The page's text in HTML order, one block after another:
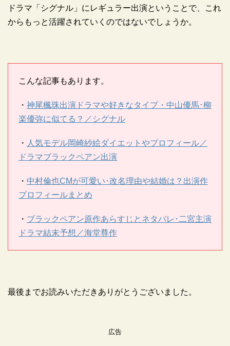
ドラマ「シグナル」にレギュラー出演ということで、これ
からもっと活躍されていくのではないでしょうか。
こんな記事もあります。
・ 神尾楓珠出演ドラマや好きなタイプ・中山優馬･柳
楽優弥に似てる？／シグナル
・ 人気モデル岡崎紗絵ダイエットやプロフィール／
ドラマブラックペアン出演
・ 中村倫也CMが可愛い･改名理由や結婚は？出演作
プロフィールまとめ
・ ブラックペアン原作あらすじとネタバレ･二宮主演
ドラマ結末予想／海堂尊作
最後までお読みいただきありがとうございました。
広告